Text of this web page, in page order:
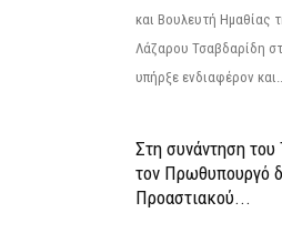
και Βουλευτή Ημαθίας
Λάζαρου Τσαβδαρίδη
υπήρξε ενδιαφέρον
Στη συνάντηση
τον Πρωθυπουργό
Προαστιακού...